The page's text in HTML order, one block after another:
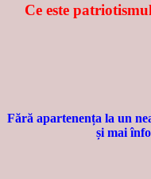
Ce este
Fără apartenența la un
și mai